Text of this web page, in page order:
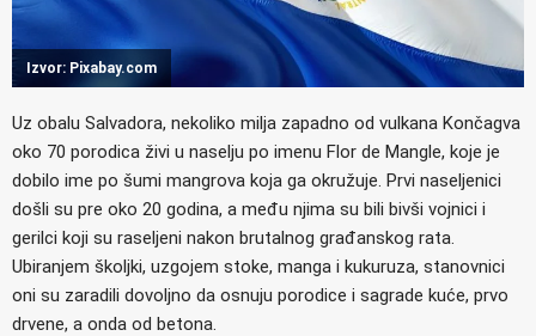
Izvor: Pixabay.com
Uz obalu Salvadora, nekoliko milja zapadno od vulkana Končagva
oko 70 porodica živi u naselju po imenu Flor de Mangle, koje je
dobilo ime po šumi mangrova koja ga okružuje. Prvi naseljenici
došli su pre oko 20 godina, a među njima su bili bivši vojnici i
gerilci koji su raseljeni nakon brutalnog građanskog rata.
Ubiranjem školjki, uzgojem stoke, manga i kukuruza, stanovnici
oni su zaradili dovoljno da osnuju porodice i sagrade kuće, prvo
drvene, a onda od betona.